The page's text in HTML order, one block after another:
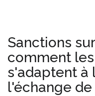
Sanctions
comment
s'adaptent à
l'échange